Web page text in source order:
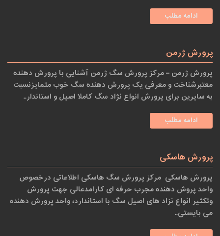
ادامه مطلب
پرورش ژرمن
پرورش ژرمن – مرکز پرورش سگ ژرمن آشنایی با پرورش دهنده
معتبرشناخت و معرفی یک پرورش دهنده سگ خوب متمایزنسبت
به سایرین برای پرورش انواع نژاد سگ کاملا اصیل و استاندار..
ادامه مطلب
پرورش هاسکی
پرورش هاسکی مرکز پرورش سگ هاسکی اطلاعاتی درخصوص
واحد پروش دهنده مجرب حرفه ای کارامدعالی جهت پرورش
وتکثیر انواع نزاد های اصیل سگ با استاندارد، واحد پرورش دهنده
می بایستی..